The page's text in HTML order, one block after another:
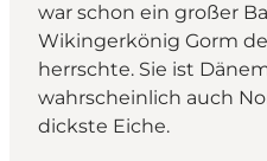
war schon ein großer
Wikingerkönig Gorm
herrschte. Sie ist
wahrscheinlich auch
dickste Eiche.